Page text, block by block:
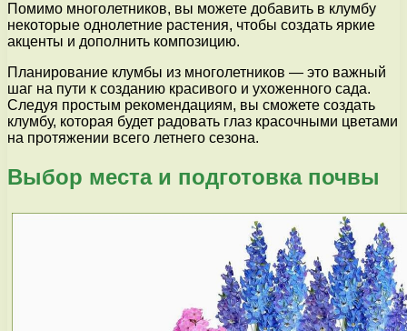
Помимо многолетников, вы можете добавить в клумбу
некоторые однолетние растения, чтобы создать яркие
акценты и дополнить композицию.
Планирование клумбы из многолетников — это важный
шаг на пути к созданию красивого и ухоженного сада.
Следуя простым рекомендациям, вы сможете создать
клумбу, которая будет радовать глаз красочными цветами
на протяжении всего летнего сезона.
Выбор места и подготовка почвы